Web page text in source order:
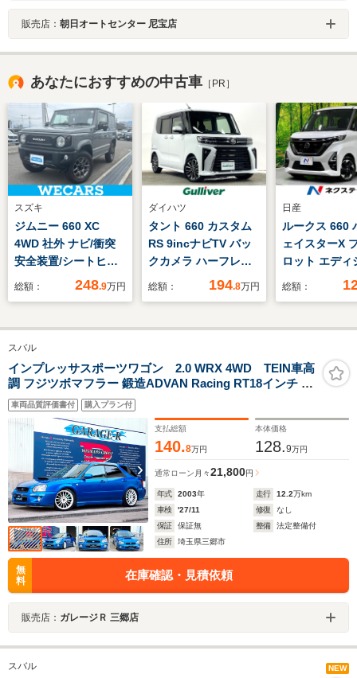
販売店： 朝日オートセンター 尼宝店
あなたにおすすめの中古車 ［PR］
スズキ
ジムニー 660 XC
4WD 社外 ナビ/衝突
安全装置/シートヒー
ター/車線逸脱防止支
接続/ETC/ABS/横滑り
防止装置/バックモニ
ター/フルセグTV
総額： 248.9万円
ダイハツ
タント 660 カスタム
RS 9incナビTV バッ
クカメラ ハーフレザ
ー シートヒーター 衝
ースライドドア オー
ライト スマートキー
プッシュスタート
総額： 194.8万円
日産
ルークス 660
ェイスターX
ロット エディ
純正9型ナビ
置 プロパイ
LEDヘッド/
フルセグ
オートライト/
ン
総額：
スバル
インプレッサスポーツワゴン 2.0 WRX 4WD TEIN車高
調 フジツボマフラー 鍛造ADVAN Racing RT18インチ 対
向4podキャリパー タワーバー フルエアロ ナビ TV バッ
クカメラ Bluetooth ETC HID タイミングベルト交換済
車両品質評価書付 購入プラン付
支払総額
140.8万円
本体価格
128.9万円
通常ローン 月々21,800円
年式 2003年 走行 12.2万km
車検
'27/11 修復
なし
保証
保証無 整備
法定整備付
住所
埼玉県三郷市
無
料
在庫確認・見積依頼
販売店： ガレージＲ 三郷店
スバル NEW